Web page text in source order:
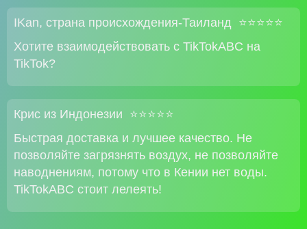
IKan, страна происхождения-Таиланд ⭐⭐⭐⭐⭐
Хотите взаимодействовать с TikTokABC на
TikTok?
Крис из Индонезии ⭐⭐⭐⭐⭐
Быстрая доставка и лучшее качество. Не
позволяйте загрязнять воздух, не позволяйте
наводнениям, потому что в Кении нет воды.
TikTokABC стоит лелеять!